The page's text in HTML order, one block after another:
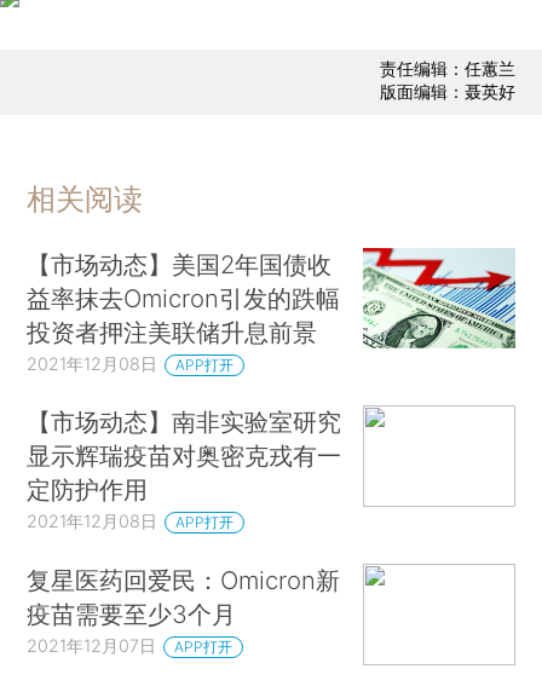
责任编辑：任蕙兰
版面编辑：聂英好
相关阅读
【市场动态】美国2年国债收
益率抹去Omicron引发的跌幅
投资者押注美联储升息前景
2021年12月08日 APP打开
【市场动态】南非实验室研究
显示辉瑞疫苗对奥密克戎有一
定防护作用
2021年12月08日 APP打开
复星医药回爱民：Omicron新
疫苗需要至少3个月
2021年12月07日 APP打开